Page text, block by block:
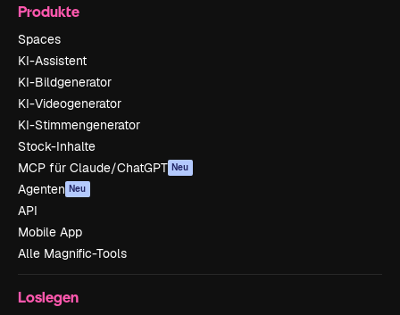
Produkte
Spaces
KI-Assistent
KI-Bildgenerator
KI-Videogenerator
KI-Stimmengenerator
Stock-Inhalte
MCP für Claude/ChatGPT Neu
Agenten Neu
API
Mobile App
Alle Magnific-Tools
Loslegen